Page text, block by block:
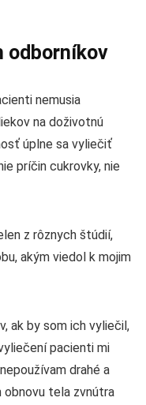
odborníkov
nemusia
na doživotnú
úplne sa vyliečiť
príčin cukrovky, nie
z rôznych štúdií,
akým viedol k mojim
ak by som ich vyliečil,
pacienti mi
drahé a
obnovu tela zvnútra